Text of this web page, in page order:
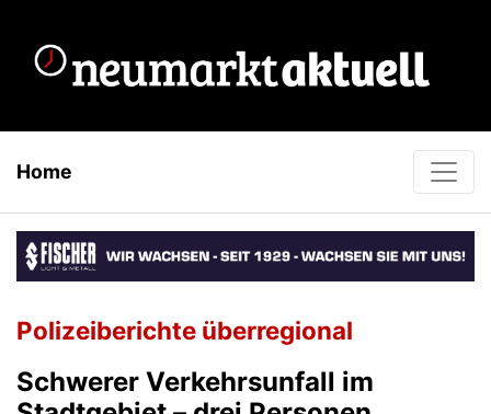
Home
Polizeiberichte überregional
Schwerer Verkehrsunfall im